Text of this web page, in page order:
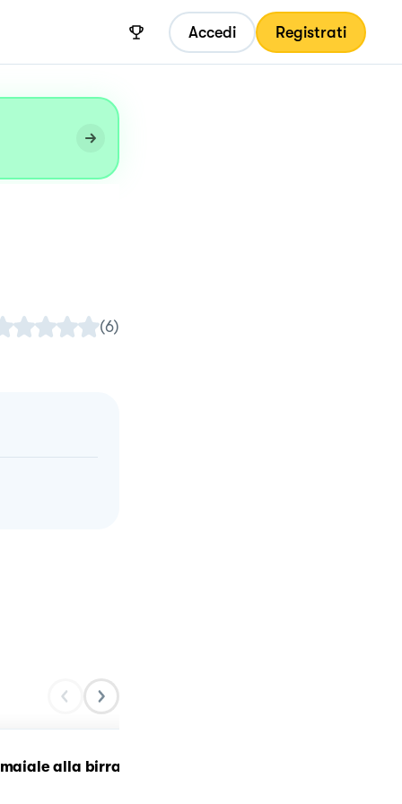
Accedi Registrati
(6)
alla birra